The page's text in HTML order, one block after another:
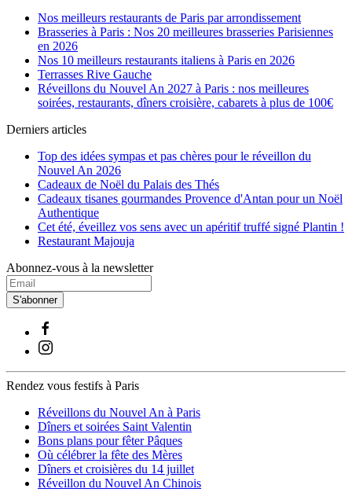
Nos meilleurs restaurants de Paris par arrondissement
Brasseries à Paris : Nos 20 meilleures brasseries Parisiennes
en 2026
Nos 10 meilleurs restaurants italiens à Paris en 2026
Terrasses Rive Gauche
Réveillons du Nouvel An 2027 à Paris : nos meilleures
soirées, restaurants, dîners croisière, cabarets à plus de 100€
Derniers articles
Top des idées sympas et pas chères pour le réveillon du
Nouvel An 2026
Cadeaux de Noël du Palais des Thés
Cadeaux tisanes gourmandes Provence d'Antan pour un Noël
Authentique
Cet été, éveillez vos sens avec un apéritif truffé signé Plantin !
Restaurant Majouja
Abonnez-vous à la newsletter
S'abonner
Rendez vous festifs à Paris
Réveillons du Nouvel An à Paris
Dîners et soirées Saint Valentin
Bons plans pour fêter Pâques
Où célébrer la fête des Mères
Dîners et croisières du 14 juillet
Réveillon du Nouvel An Chinois